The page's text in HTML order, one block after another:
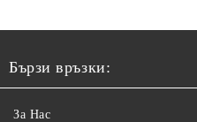
Бързи връзки:
За Нас